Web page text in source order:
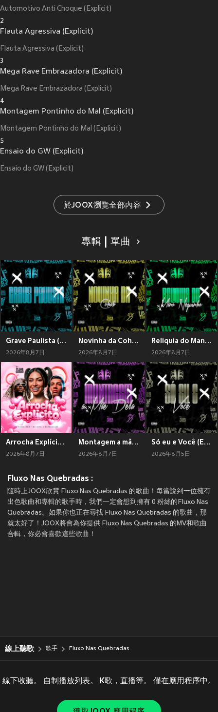
Automotivo Anti Choque (Explicit)
2
Flauta Agressiva (Explicit)
Flauta Agressiva (Explicit)
3
Mega Rave Embrazadora (Explicit)
Mega Rave Embrazadora (Explicit)
4
Montagem Pontinho do Mal (Explicit)
Montagem Pontinho do Mal (Explicit)
5
Ensaio do GW (Explicit)
Ensaio do GW (Explicit)
於JOOX瀏覽全部內容
專輯 | 單曲
Grave Paulista (Explicit)
2026年8月7日
Novinha da Cohab (Explicit)
2026年8月7日
Reliquia do Mano Neguinho (Explicit)
2026年8月7日
Arrocha Explícito (Explicit)
2026年8月7日
Montagem a mãe dela (Explicit)
2026年8月7日
Só eu e Você (Explicit)
2026年8月5日
Fluxo Nas Quebradas :
隨時上JOOX欣賞 Fluxo Nas Quebradas 的歌曲！每當說到一位擁有
出色歌曲和專輯的歌手時，我們一定會想到擁有 0 粉絲的Fluxo Nas
Quebradas。如果你也正在尋找 Fluxo Nas Quebradas 的歌曲，那
就太好了！JOOX將會為你提供 Fluxo Nas Quebradas 的MV和歌曲
合輯，你必會喜歡這些歌曲！
線上聽歌 歌手 Fluxo Nas Quebradas
線下收聽。 自制播放列表。 K歌，直播等。 僅在應用程序中。